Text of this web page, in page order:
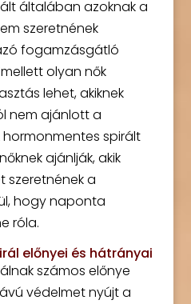
általában azoknak a
szeretnének
fogamzásgátló
olyan nők
lehet, akiknek
nem ajánlott a
spirált
ajánlják, akik
szeretnének a
hogy naponta
róla.
előnyei és hátrányai
számos előnye
védelmet nyújt a